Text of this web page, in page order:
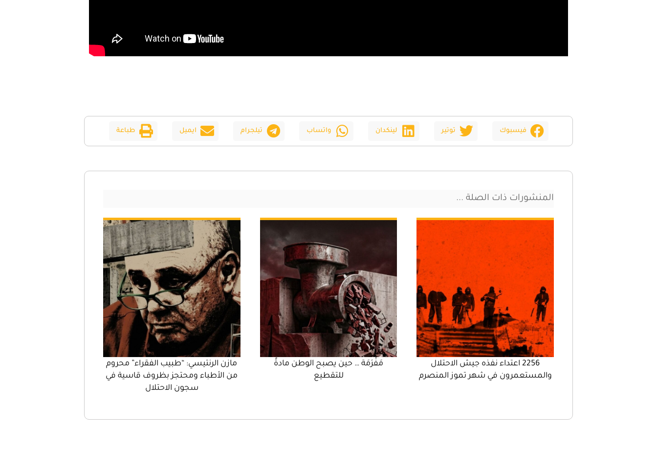
فيسبوك توتير لينكدان واتساب تيلجرام ايميل طباعة
المنشورات ذات الصلة ...
2256 اعتداء نفذه جيش الاحتلال
والمستعمرون في شهر تموز المنصرم
مَفْرَمَة … حين يصبح الوطن مادةً
للتقطيع
مازن الرنتيسي: “طبيب الفقراء” محروم
من الأطباء ومحتجز بظروف قاسية في
سجون الاحتلال